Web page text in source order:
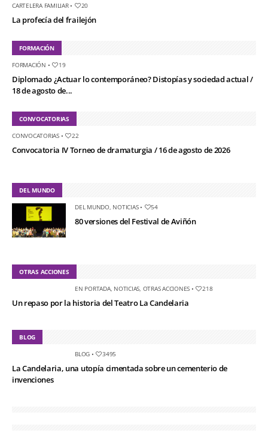
CARTELERA FAMILIAR• 20
La profecía del frailejón
FORMACIÓN
FORMACIÓN • 19
Diplomado ¿Actuar lo contemporáneo? Distopías y sociedad actual /
18 de agosto de...
CONVOCATORIAS
CONVOCATORIAS• 22
Convocatoria IV Torneo de dramaturgia / 16 de agosto de 2026
DEL MUNDO
DEL MUNDO, NOTICIAS• 54
80 versiones del Festival de Aviñón
OTRAS ACCIONES
EN PORTADA, NOTICIAS OTRAS ACCIONES • 218
Un repaso por la historia del Teatro La Candelaria
BLOG
BLOG • 3495
La Candelaria, una utopía cimentada sobre un cementerio de
invenciones